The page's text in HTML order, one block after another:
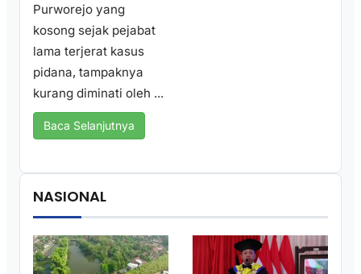
Purworejo yang
kosong sejak pejabat
lama terjerat kasus
pidana, tampaknya
kurang diminati oleh ...
Baca Selanjutnya
NASIONAL